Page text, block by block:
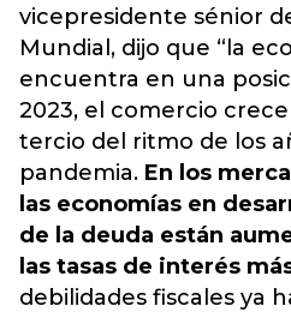
vicepresidente sénior
Mundial, dijo que “la
encuentra en una
2023, el comercio
tercio del ritmo de los
pandemia. En los
las economías en
de la deuda están
las tasas de interés
debilidades fiscales ya